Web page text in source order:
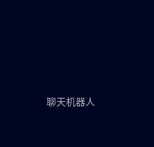
聊天机器人